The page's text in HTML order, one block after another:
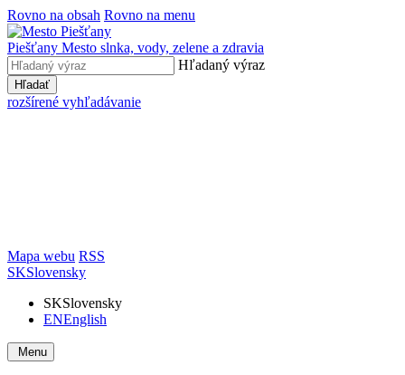
Rovno na obsah Rovno na menu
Piešťany Mesto slnka, vody, zelene a zdravia
Hľadaný výraz
Hľadať
rozšírené vyhľadávanie
Mapa webu RSS
SKSlovensky
SKSlovensky
ENEnglish
Menu